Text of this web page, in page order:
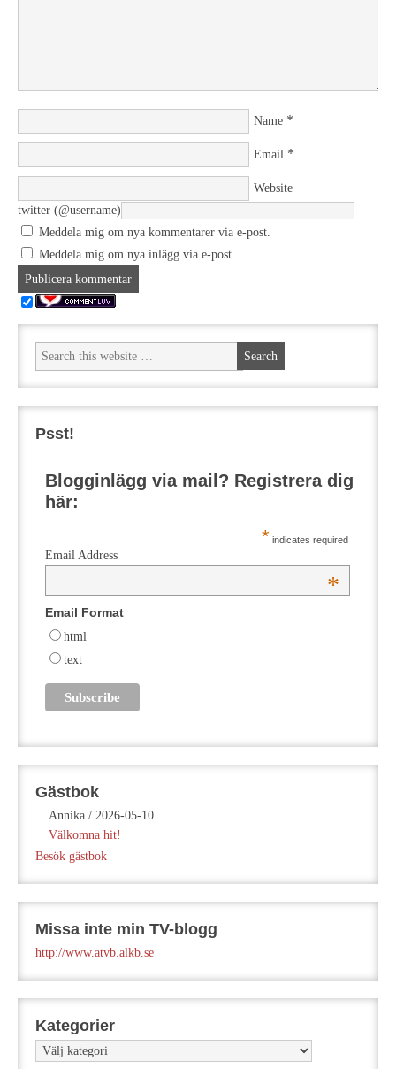
Name *
Email *
Website
twitter (@username)
Meddela mig om nya kommentarer via e-post.
Meddela mig om nya inlägg via e-post.
Psst!
Blogginlägg via mail? Registrera dig
här:
* indicates required
Email Address
*
Email Format
html
text
Gästbok
Annika / 2026-05-10
Välkomna hit!
Besök gästbok
Missa inte min TV-blogg
http://www.atvb.alkb.se
Kategorier
Kategorier